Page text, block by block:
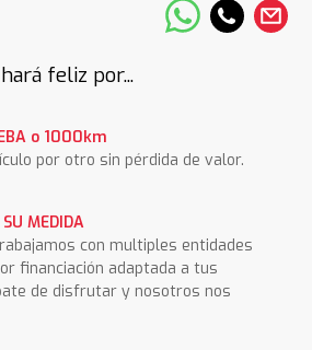
feliz por...
o 1000km
por otro sin pérdida de valor.
MEDIDA
con multiples entidades
financiación adaptada a tus
de disfrutar y nosotros nos